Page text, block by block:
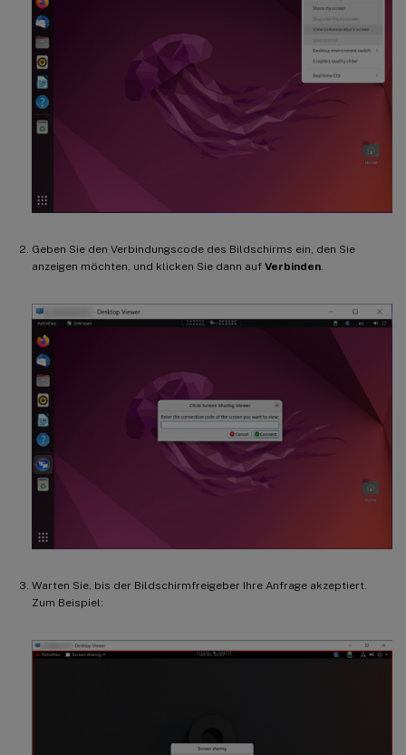
Geben Sie den Verbindungscode des Bildschirms ein, den Sie
anzeigen möchten, und klicken Sie dann auf Verbinden.
Warten Sie, bis der Bildschirmfreigeber Ihre Anfrage akzeptiert.
Zum Beispiel: